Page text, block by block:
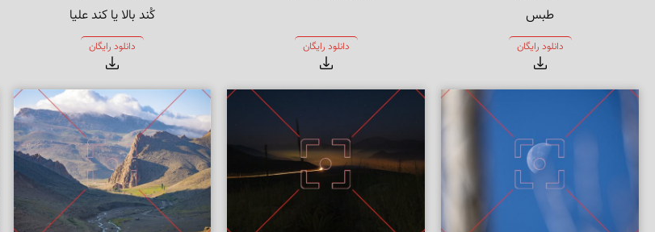
طبس
دانلود رایگان دانلود رایگان
کُند بالا یا کند علیا
دانلود رایگان